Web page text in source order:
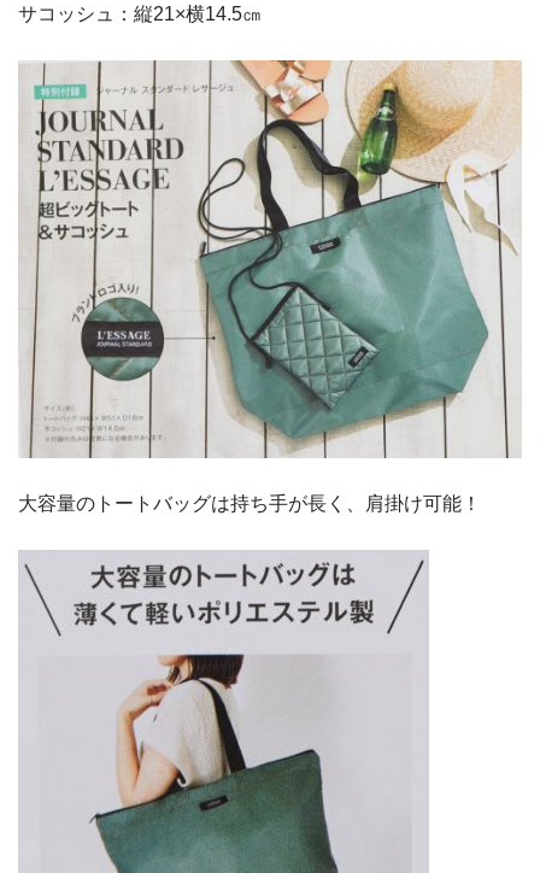
サコッシュ：縦21×横14.5㎝
大容量のトートバッグは持ち手が長く、肩掛け可能！